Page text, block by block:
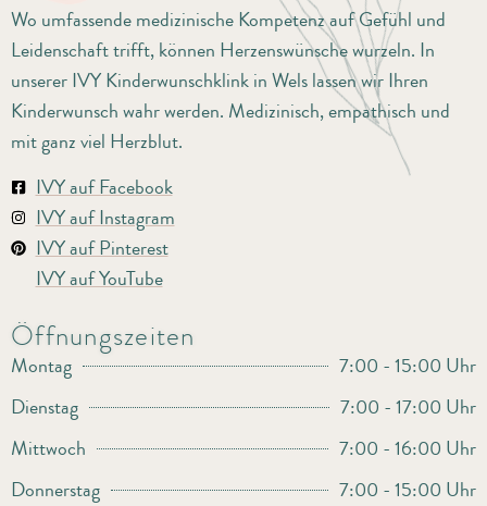
Wo umfassende medizinische Kompetenz auf Gefühl und
Leidenschaft trifft, können Herzenswünsche wurzeln. In
unserer IVY Kinderwunschklink in Wels lassen wir Ihren
Kinderwunsch wahr werden. Medizinisch, empathisch und
mit ganz viel Herzblut.
IVY auf Facebook
IVY auf Instagram
IVY auf Pinterest
IVY auf YouTube
Öffnungszeiten
Montag
7:00 - 15:00 Uhr
Dienstag
7:00 - 17:00 Uhr
Mittwoch
7:00 - 16:00 Uhr
Donnerstag
7:00 - 15:00 Uhr